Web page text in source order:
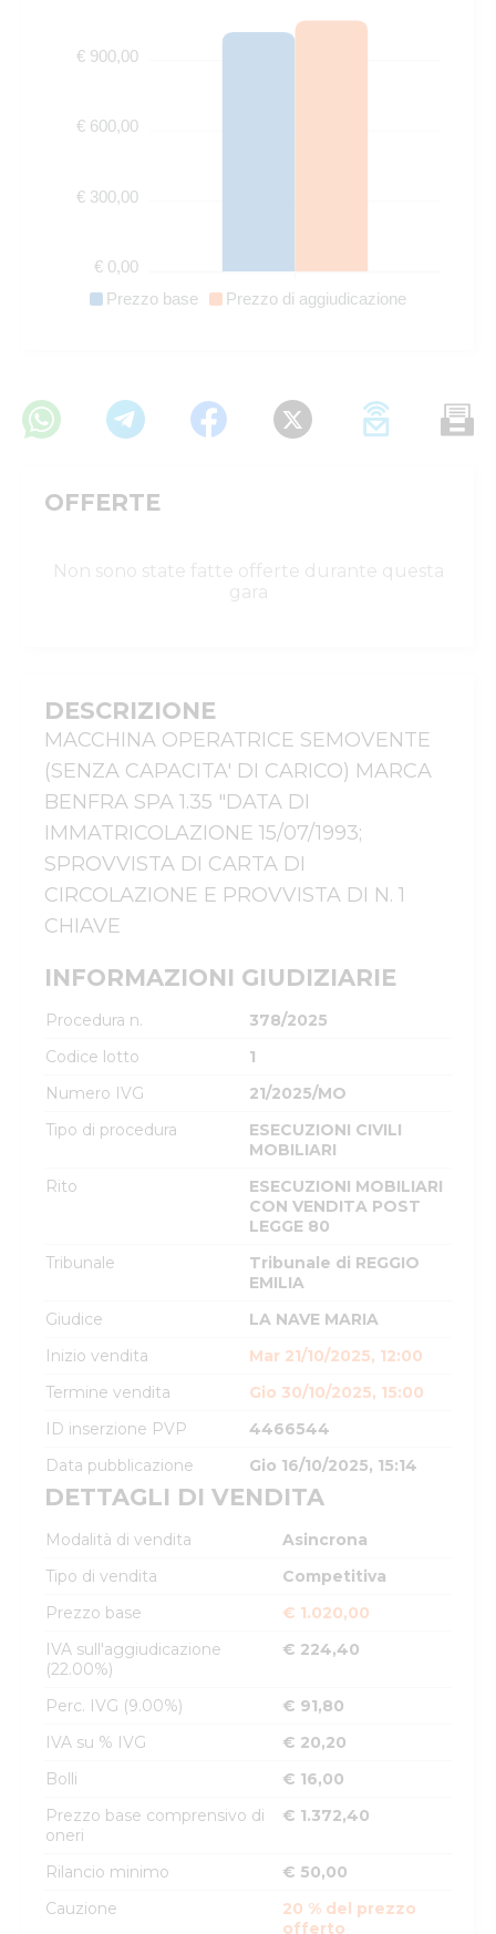
Prezzo base Prezzo di aggiudicazione
€ 900,00
€ 600,00
€ 300,00
€ 0,00
OFFERTE
Non sono state fatte offerte durante questa
gara
DESCRIZIONE
MACCHINA OPERATRICE SEMOVENTE
(SENZA CAPACITA' DI CARICO) MARCA
BENFRA SPA 1.35 "DATA DI
IMMATRICOLAZIONE 15/07/1993;
SPROVVISTA DI CARTA DI
CIRCOLAZIONE E PROVVISTA DI N. 1
CHIAVE
INFORMAZIONI GIUDIZIARIE
Procedura n.
378/2025
Codice lotto
1
Numero IVG
21/2025/MO
Tipo di procedura
ESECUZIONI CIVILI
MOBILIARI
Rito
ESECUZIONI MOBILIARI
CON VENDITA POST
LEGGE 80
Tribunale
Tribunale di REGGIO
EMILIA
Giudice
LA NAVE MARIA
Inizio vendita
Mar 21/10/2025, 12:00
Termine vendita
Gio 30/10/2025, 15:00
ID inserzione PVP
4466544
Data pubblicazione
Gio 16/10/2025, 15:14
DETTAGLI DI VENDITA
Modalità di vendita
Asincrona
Tipo di vendita
Competitiva
Prezzo base
€ 1.020,00
IVA sull'aggiudicazione
(22.00%)
€ 224,40
Perc. IVG (9.00%)
€ 91,80
IVA su % IVG
€ 20,20
Bolli
€ 16,00
Prezzo base comprensivo di
oneri
€ 1.372,40
Rilancio minimo
€ 50,00
Cauzione
20 % del prezzo
offerto